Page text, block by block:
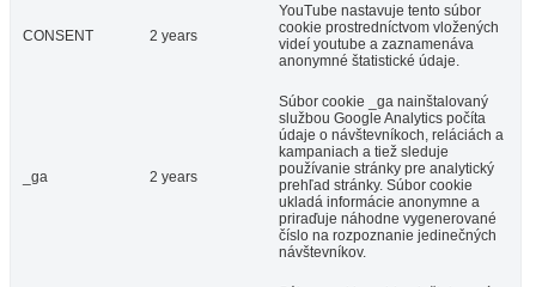
CONSENT 2 years
YouTube nastavuje tento súbor
cookie prostredníctvom vložených
videí youtube a zaznamenáva
anonymné štatistické údaje.
_ga 2 years
Súbor cookie _ga nainštalovaný
službou Google Analytics počíta
údaje o návštevníkoch, reláciách a
kampaniach a tiež sleduje
používanie stránky pre analytický
prehľad stránky. Súbor cookie
ukladá informácie anonymne a
priraďuje náhodne vygenerované
číslo na rozpoznanie jedinečných
návštevníkov.